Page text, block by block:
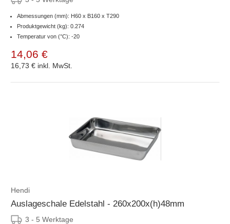
Abmessungen (mm): H60 x B160 x T290
Produktgewicht (kg): 0.274
Temperatur von (°C): -20
14,06 €
16,73 € inkl. MwSt.
Hendi
Auslageschale Edelstahl - 260x200x(h)48mm
3 - 5 Werktage